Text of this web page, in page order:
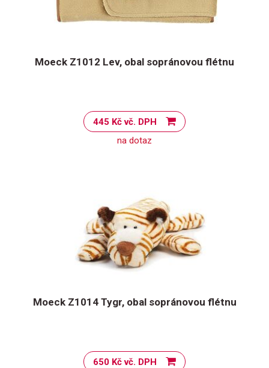
Moeck Z1012 Lev, obal sopránovou flétnu
445 Kč vč. DPH
na dotaz
Moeck Z1014 Tygr, obal sopránovou flétnu
650 Kč vč. DPH